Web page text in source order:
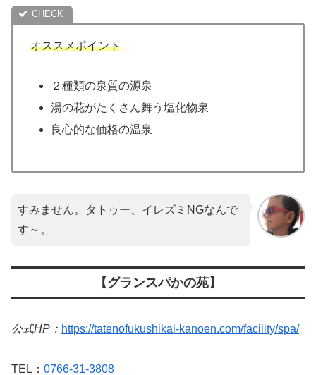
オススメポイント
２種類の泉質の源泉
湯の花がたくさん舞う塩化物泉
良心的な価格の温泉
すみません。タトゥー、イレズミNGなんで
す～。
【グランスパかの苑】
公式HP： https://tatenofukushikai-kanoen.com/facility/spa/
TEL： 0766-31-3808